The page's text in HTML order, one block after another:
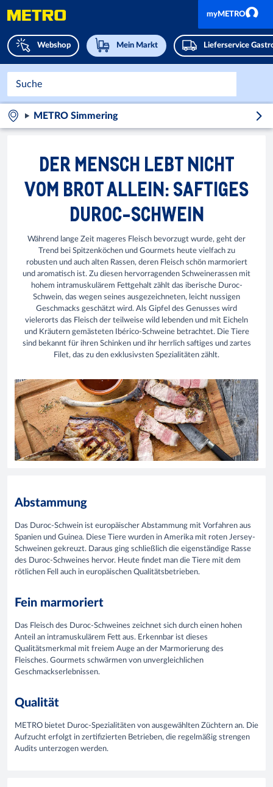
Webshop Mein Markt Lieferservice
myMETRO
METRO Simmering
DER MENSCH LEBT NICHT
VOM BROT ALLEIN: SAFTIGES
DUROC-SCHWEIN
Während lange Zeit mageres Fleisch bevorzugt wurde, geht der
Trend bei Spitzenköchen und Gourmets heute vielfach zu
robusten und auch alten Rassen, deren Fleisch schön marmoriert
und aromatisch ist. Zu diesen hervorragenden Schweinerassen mit
hohem intramuskulärem Fettgehalt zählt das iberische Duroc-
Schwein, das wegen seines ausgezeichneten, leicht nussigen
Geschmacks geschätzt wird. Als Gipfel des Genusses wird
vielerorts das Fleisch der teilweise wild lebenden und mit Eicheln
und Kräutern gemästeten Ibérico-Schweine betrachtet. Die Tiere
sind bekannt für ihren Schinken und ihr herrlich saftiges und zartes
Filet, das zu den exklusivsten Spezialitäten zählt.
Abstammung
Das Duroc-Schwein ist europäischer Abstammung mit Vorfahren aus
Spanien und Guinea. Diese Tiere wurden in Amerika mit roten Jersey-
Schweinen gekreuzt. Daraus ging schließlich die eigenständige Rasse
des Duroc-Schweines hervor. Heute findet man die Tiere mit dem
rötlichen Fell auch in europäischen Qualitätsbetrieben.
Fein marmoriert
Das Fleisch des Duroc-Schweines zeichnet sich durch einen hohen
Anteil an intramuskulärem Fett aus. Erkennbar ist dieses
Qualitätsmerkmal mit freiem Auge an der Marmorierung des
Fleisches. Gourmets schwärmen von unvergleichlichen
Geschmackserlebnissen.
Qualität
METRO bietet Duroc-Spezialitäten von ausgewählten Züchtern an. Die
Aufzucht erfolgt in zertifizierten Betrieben, die regelmäßig strengen
Audits unterzogen werden.